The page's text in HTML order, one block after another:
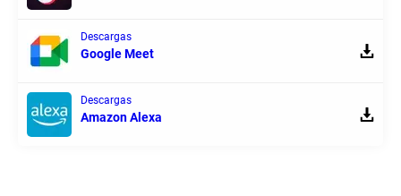
Descargas
Google Meet
Descargas
Amazon Alexa